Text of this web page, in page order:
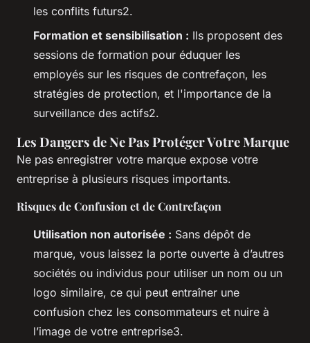
les conflits futurs2.
Formation et sensibilisation : Ils proposent des
sessions de formation pour éduquer les
employés sur les risques de contrefaçon, les
stratégies de protection, et l'importance de la
surveillance des actifs2.
Les Dangers de Ne Pas Protéger Votre Marque
Ne pas enregistrer votre marque expose votre
entreprise à plusieurs risques importants.
Risques de Confusion et de Contrefaçon
Utilisation non autorisée : Sans dépôt de
marque, vous laissez la porte ouverte à d’autres
sociétés ou individus pour utiliser un nom ou un
logo similaire, ce qui peut entraîner une
confusion chez les consommateurs et nuire à
l’image de votre entreprise3.